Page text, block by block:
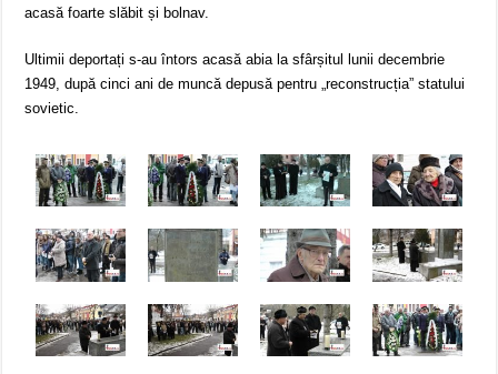
acasă foarte slăbit și bolnav.
Ultimii deportați s-au întors acasă abia la sfârșitul lunii decembrie
1949, după cinci ani de muncă depusă pentru „reconstrucția” statului
sovietic.